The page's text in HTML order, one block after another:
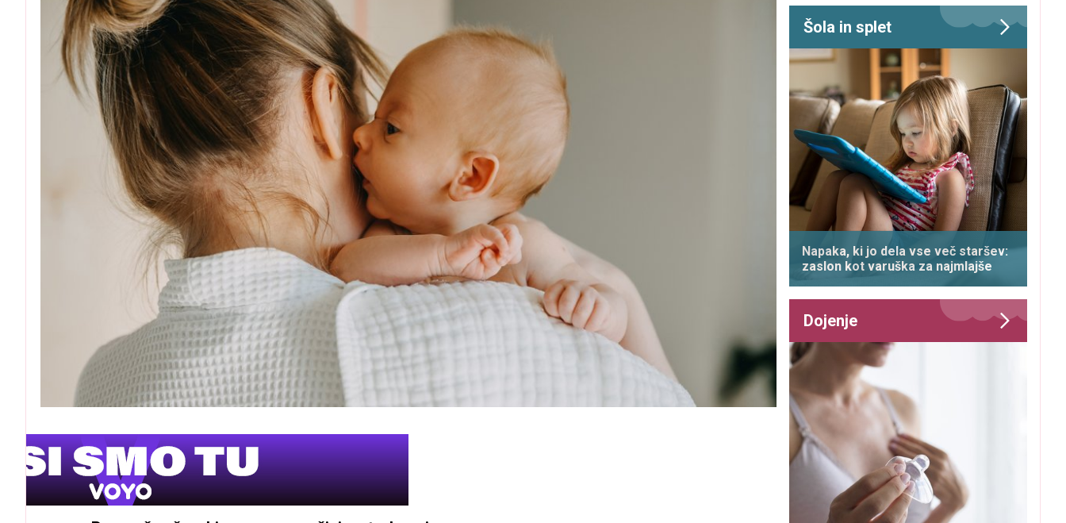
Šola in splet
Napaka, ki jo dela vse več staršev:
zaslon kot varuška za najmlajše
Dojenje